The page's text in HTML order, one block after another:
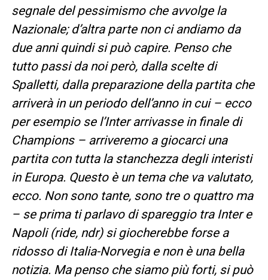
segnale del pessimismo che avvolge la
Nazionale; d’altra parte non ci andiamo da
due anni quindi si può capire. Penso che
tutto passi da noi però, dalla scelte di
Spalletti, dalla preparazione della partita che
arriverà in un periodo dell’anno in cui – ecco
per esempio se l’Inter arrivasse in finale di
Champions – arriveremo a giocarci una
partita con tutta la stanchezza degli interisti
in Europa. Questo è un tema che va valutato,
ecco. Non sono tante, sono tre o quattro ma
– se prima ti parlavo di spareggio tra Inter e
Napoli (ride, ndr) si giocherebbe forse a
ridosso di Italia-Norvegia e non è una bella
notizia. Ma penso che siamo più forti, si può